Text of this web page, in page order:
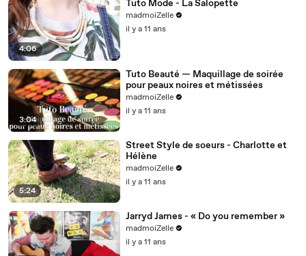
4:06
Tuto Mode - La Salopette
madmoiZelle
il y a 11 ans
3:04
Tuto Beauté — Maquillage de soirée
pour peaux noires et métissées
madmoiZelle
il y a 11 ans
5:24
Street Style de soeurs - Charlotte et
Hélène
madmoiZelle
il y a 11 ans
Jarryd James - « Do you remember »
madmoiZelle
il y a 11 ans